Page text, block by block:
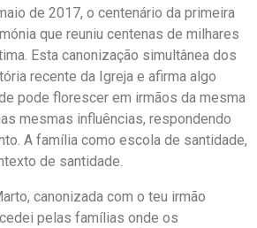
de 2017, o centenário da primeira
que reuniu centenas de milhares
Esta canonização simultânea dos
recente da Igreja e afirma algo
pode florescer em irmãos da mesma
mesmas influências, respondendo
A família como escola de santidade,
de santidade.
canonizada com o teu irmão
pelas famílias onde os